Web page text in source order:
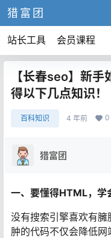
猎富团
站长工具 会员课程
【长春seo】新
得以下几点知识！
百科知识 4 年前 0
猎富团
一、要懂得HTML，学
没有搜索引擎喜欢有
肿的代码不仅会降低